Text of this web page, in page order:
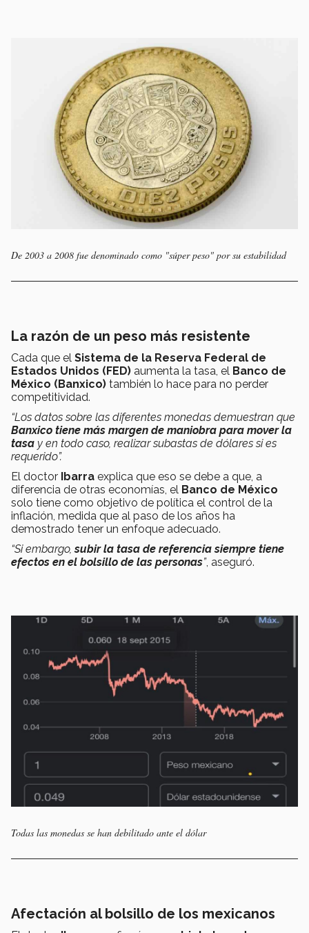
De 2003 a 2008 fue denominado como "súper peso" por su estabilidad
La razón de un peso más resistente
Cada que el Sistema de la Reserva Federal de
Estados Unidos (FED) aumenta la tasa, el Banco de
México (Banxico) también lo hace para no perder
competitividad.
“Los datos sobre las diferentes monedas demuestran que
Banxico tiene más margen de maniobra para mover la
tasa y en todo caso, realizar subastas de dólares si es
requerido”.
El doctor Ibarra explica que eso se debe a que, a
diferencia de otras economías, el Banco de México
solo tiene como objetivo de política el control de la
inflación, medida que al paso de los años ha
demostrado tener un enfoque adecuado.
“Si embargo,subir la tasa de referencia siempre tiene
efectos en el bolsillo de las personas”, aseguró.
Todas las monedas se han debilitado ante el dólar
Afectación al bolsillo de los mexicanos